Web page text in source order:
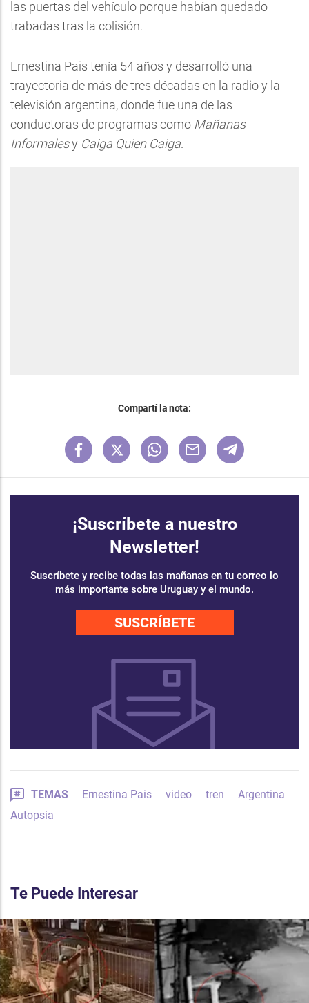
las puertas del vehículo porque habían quedado
trabadas tras la colisión.
Ernestina Pais tenía 54 años y desarrolló una
trayectoria de más de tres décadas en la radio y la
televisión argentina, donde fue una de las
conductoras de programas como Mañanas
Informalesy Caiga Quien Caiga.
Compartí la nota:
¡Suscríbete a nuestro
Newsletter!
Suscríbete y recibe todas las mañanas en tu correo lo
más importante sobre Uruguay y el mundo.
SUSCRÍBETE
TEMAS Ernestina Pais video tren
Argentina
Autopsia
Te Puede Interesar